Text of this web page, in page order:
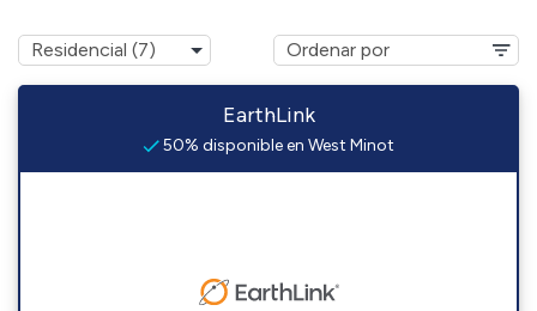
EarthLink
50% disponible en West Minot